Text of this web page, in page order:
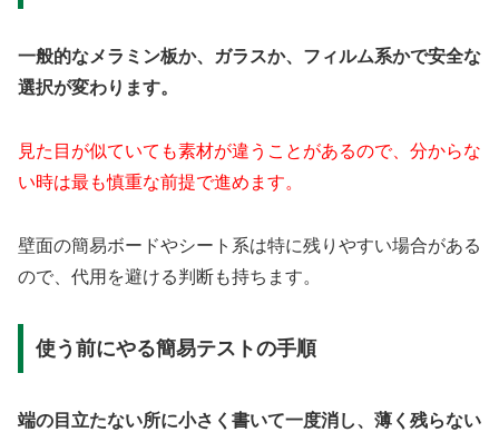
一般的なメラミン板か、ガラスか、フィルム系かで安全な
選択が変わります。
見た目が似ていても素材が違うことがあるので、分からな
い時は最も慎重な前提で進めます。
壁面の簡易ボードやシート系は特に残りやすい場合がある
ので、代用を避ける判断も持ちます。
使う前にやる簡易テストの手順
端の目立たない所に小さく書いて一度消し、薄く残らない